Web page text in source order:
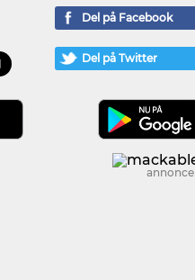
Del på Facebook
Del på Twitter
annonce